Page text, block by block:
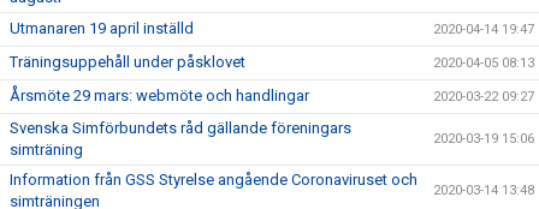
Utmanaren 19 april inställd 2020-04-14 19:47
Träningsuppehåll under påsklovet 2020-04-05 08:13
Årsmöte 29 mars: webmöte och handlingar 2020-03-22 09:27
Svenska Simförbundets råd gällande föreningars
simträning
2020-03-19 15:06
Information från GSS Styrelse angående Coronaviruset och
simträningen
2020-03-14 13:48